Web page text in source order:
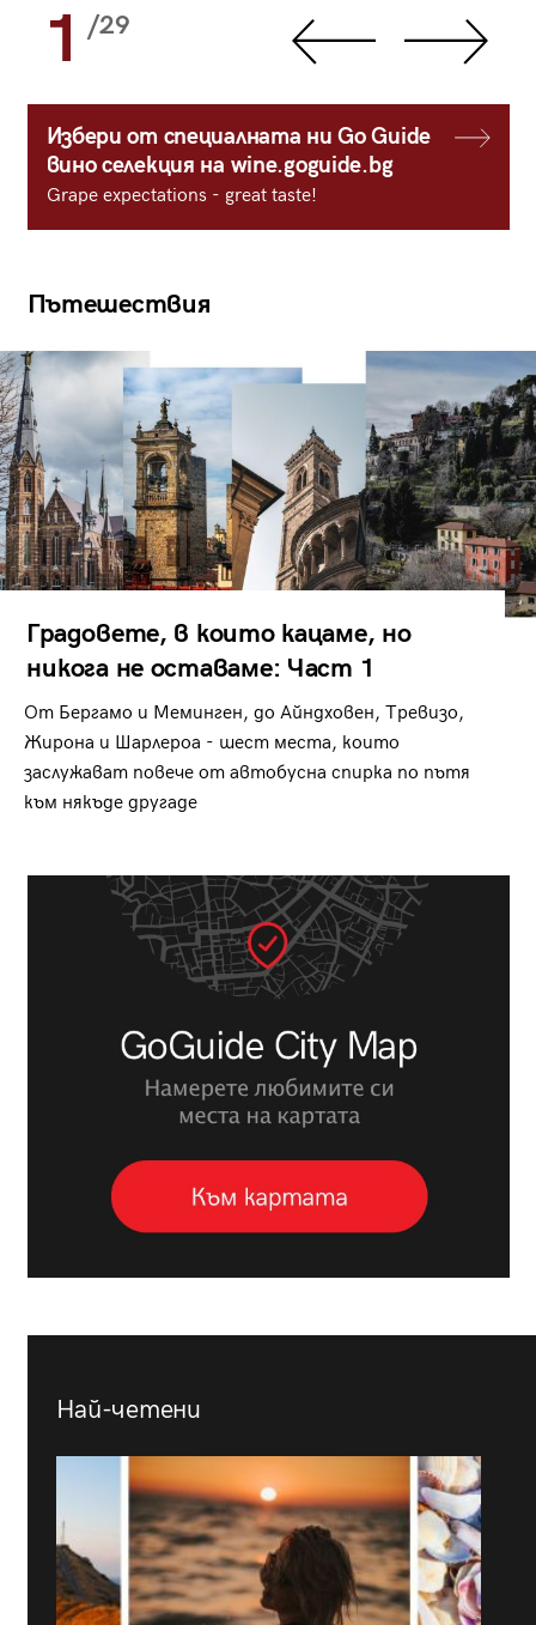
1 /29
Избери от специалната ни Go Guide
вино селекция на wine.goguide.bg
Grape expectations - great taste!
Пътешествия
Градовете, в които кацаме, но
никога не оставаме: Част 1
От Бергамо и Меминген, до Айндховен, Тревизо,
Жирона и Шарлероа - шест места, които
заслужават повече от автобусна спирка по пътя
към някъде другаде
Най-четени